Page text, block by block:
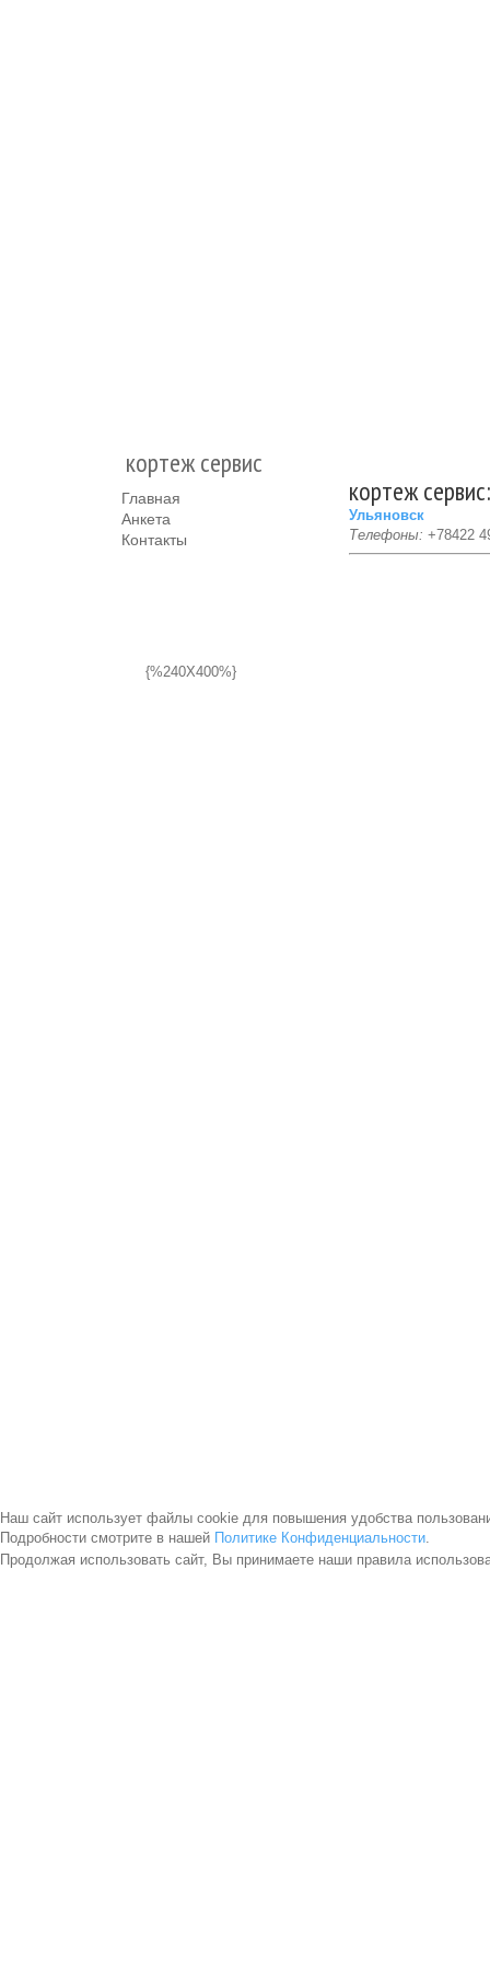
кортеж сервис
Главная
Анкета
Контакты
{%240X400%}
кортеж
Ульяновск
Телефоны: +78422
Наш сайт использует файлы cookie для повышения удобства
Подробности смотрите в нашей Политике Конфиденциальности.
Продолжая использовать сайт, Вы принимаете наши правила